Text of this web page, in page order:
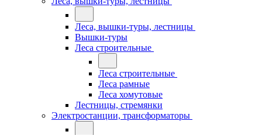
Леса, вышки-туры, лестницы
Вышки-туры
Леса строительные
Леса строительные
Леса рамные
Леса хомутовые
Лестницы, стремянки
Электростанции, трансформаторы